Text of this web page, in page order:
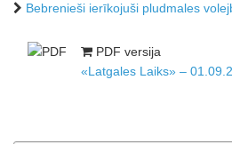
Bebrenieši ierīkojuši pludmales
PDF versija
«Latgales Laiks» –